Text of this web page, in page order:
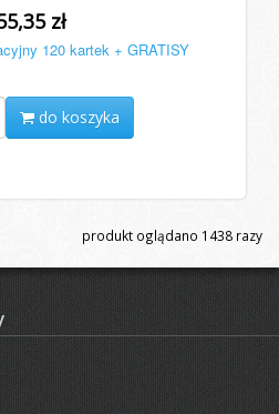
zł
120 kartek + GRATISY
do koszyka
produkt oglądano 1438 razy